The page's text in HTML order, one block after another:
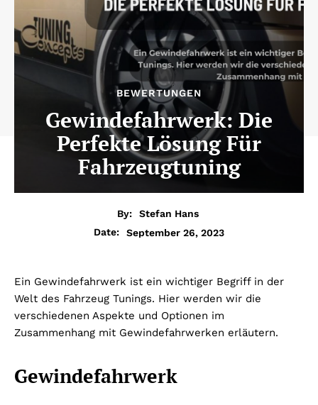
BEWERTUNGEN
Gewindefahrwerk: Die
Perfekte Lösung Für
Fahrzeugtuning
By:
Stefan Hans
Date:
September 26, 2023
Ein Gewindefahrwerk ist ein wichtiger Begriff in der
Welt des Fahrzeug Tunings. Hier werden wir die
verschiedenen Aspekte und Optionen im
Zusammenhang mit Gewindefahrwerken erläutern.
Gewindefahrwerk